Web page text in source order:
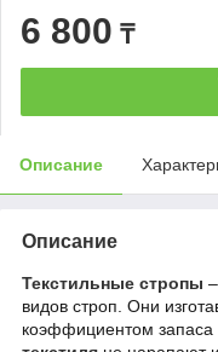
6 800 ₸
Описание
Описание
Текстильные стропы
видов строп. Они
коэффициентом запаса